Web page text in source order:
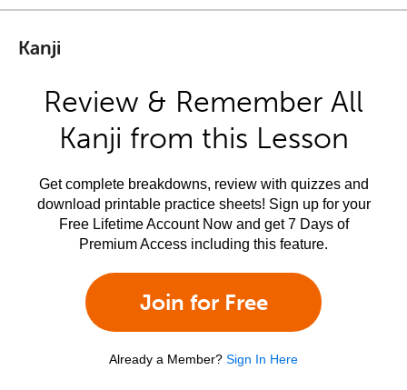
Kanji
Review & Remember All
Kanji from this Lesson
Get complete breakdowns, review with quizzes and
download printable practice sheets! Sign up for your
Free Lifetime Account Now and get 7 Days of
Premium Access including this feature.
Join for Free
Already a Member? Sign In Here